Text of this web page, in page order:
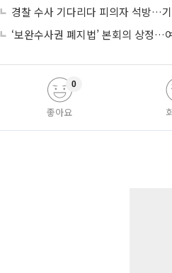
경찰 수사 기다리다 피의자 석방…
‘보완수사권 폐지법’ 본회의 상정…
좋아요
0